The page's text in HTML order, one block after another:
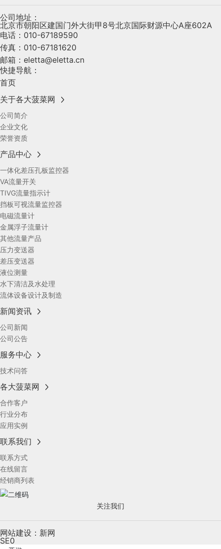
公司地址：
北京市朝阳区建国门外大街甲8号北京国际财源中心A座602A
电话： 010-67189590
传真： 010-67181620
邮箱： eletta@eletta.cn
快捷导航：
首页
关于各大菠菜网
公司简介
企业文化
荣誉资质
产品中心
一体化差压孔板监控器
VA流量开关
TIVG流量指示计
挡板可视流量监控器
电磁流量计
金属浮子流量计
其他流量产品
压力变送器
差压变送器
液位测量
水下清洁及水处理
流体设备设计及制造
新闻资讯
公司新闻
公司公告
服务中心
技术问答
各大菠菜网
合作客户
行业分布
应用实例
联系我们
联系方式
在线留言
经销商列表
关注我们
网站建设：新网
SE0